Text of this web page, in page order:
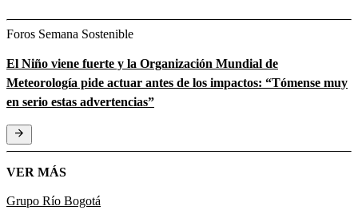
Foros Semana Sostenible
El Niño viene fuerte y la Organización Mundial de
Meteorología pide actuar antes de los impactos: “Tómense muy
en serio estas advertencias”
VER MÁS
Grupo Río Bogotá